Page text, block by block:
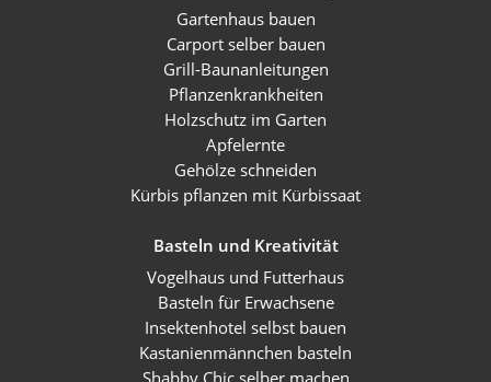
Gartenhaus bauen
Carport selber bauen
Grill-Baunanleitungen
Pflanzenkrankheiten
Holzschutz im Garten
Apfelernte
Gehölze schneiden
Kürbis pflanzen mit Kürbissaat
Basteln und Kreativität
Vogelhaus und Futterhaus
Basteln für Erwachsene
Insektenhotel selbst bauen
Kastanienmännchen basteln